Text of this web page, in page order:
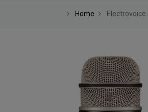
Home Electrovoice